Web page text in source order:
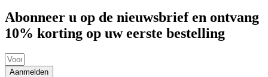
Abonneer u op de nieuwsbrief en ontvang
10% korting op uw eerste bestelling
Aanmelden